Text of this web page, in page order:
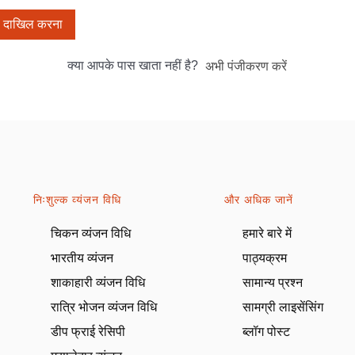
दाखिल करना
क्या आपके पास खाता नहीं है? अभी पंजीकरण करें
निःशुल्क व्यंजन विधि
चिकन व्यंजन विधि
भारतीय व्यंजन
शाकाहारी व्यंजन विधि
रात्रि भोजन व्यंजन विधि
डीप फ्राई रेसिपी
और अधिक जानें
हमारे बारे में
पाठ्यक्रम
सामान्य प्रश्न
सामग्री लाइसेंसिंग
ब्लॉग पोस्ट